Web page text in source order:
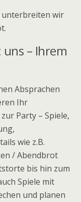
unterbreiten wir
– Ihrem
Absprachen
Ihr
Party – Spiele,
wie z.B.
/ Abendbrot
bis hin zum
Spiele mit
und planen